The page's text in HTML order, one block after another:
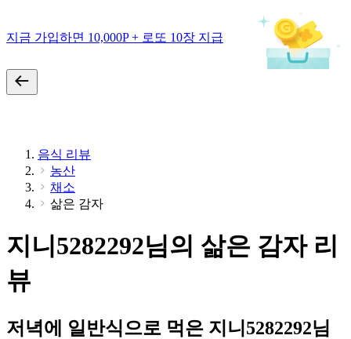
지금 가입하면 10,000P + 로또 10장 지급
음식 리뷰
농산
채소
삶은 감자
지니5282292님의 삶은 감자 리
뷰
저녁에 일반식으로 먹은 지니5282292님